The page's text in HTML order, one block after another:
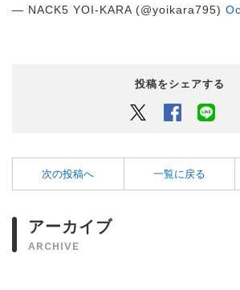
— NACK5 YOI-KARA (@yoikara795)
投稿をシェアする
Twitter Facebook
次の投稿へ 一覧に戻る
アーカイブ
ARCHIVE